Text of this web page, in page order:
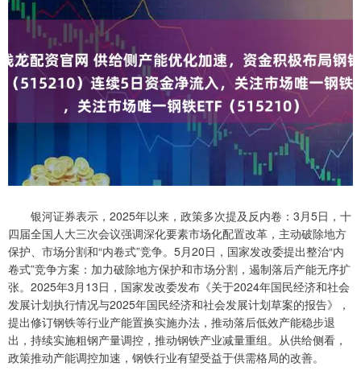
银河证券表示，2025年以来，政策多次提及反内卷：3月5日，十
四届全国人大三次会议强调深化要素市场化配置改革，主动破除地方
保护、市场分割和“内卷式”竞争。5月20日，国家发改委提出整治“内
卷式”竞争方案：加力破除地方保护和市场分割，遏制落后产能无序扩
张。2025年3月13日，国家发改委发布《关于2024年国民经济和社会
发展计划执行情况与2025年国民经济和社会发展计划草案的报告》，
提出修订钢铁等行业产能置换实施办法，推动落后低效产能稳步退
出，持续实施粗钢产量调控，推动钢铁产业减量重组。从供给侧看，
政策推动产能调控加速，钢铁行业有望受益于供需格局的改善。